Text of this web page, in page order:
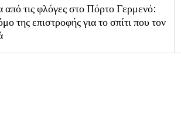
από τις φλόγες στο Πόρτο Γερμενό:
της επιστροφής για το σπίτι που τον